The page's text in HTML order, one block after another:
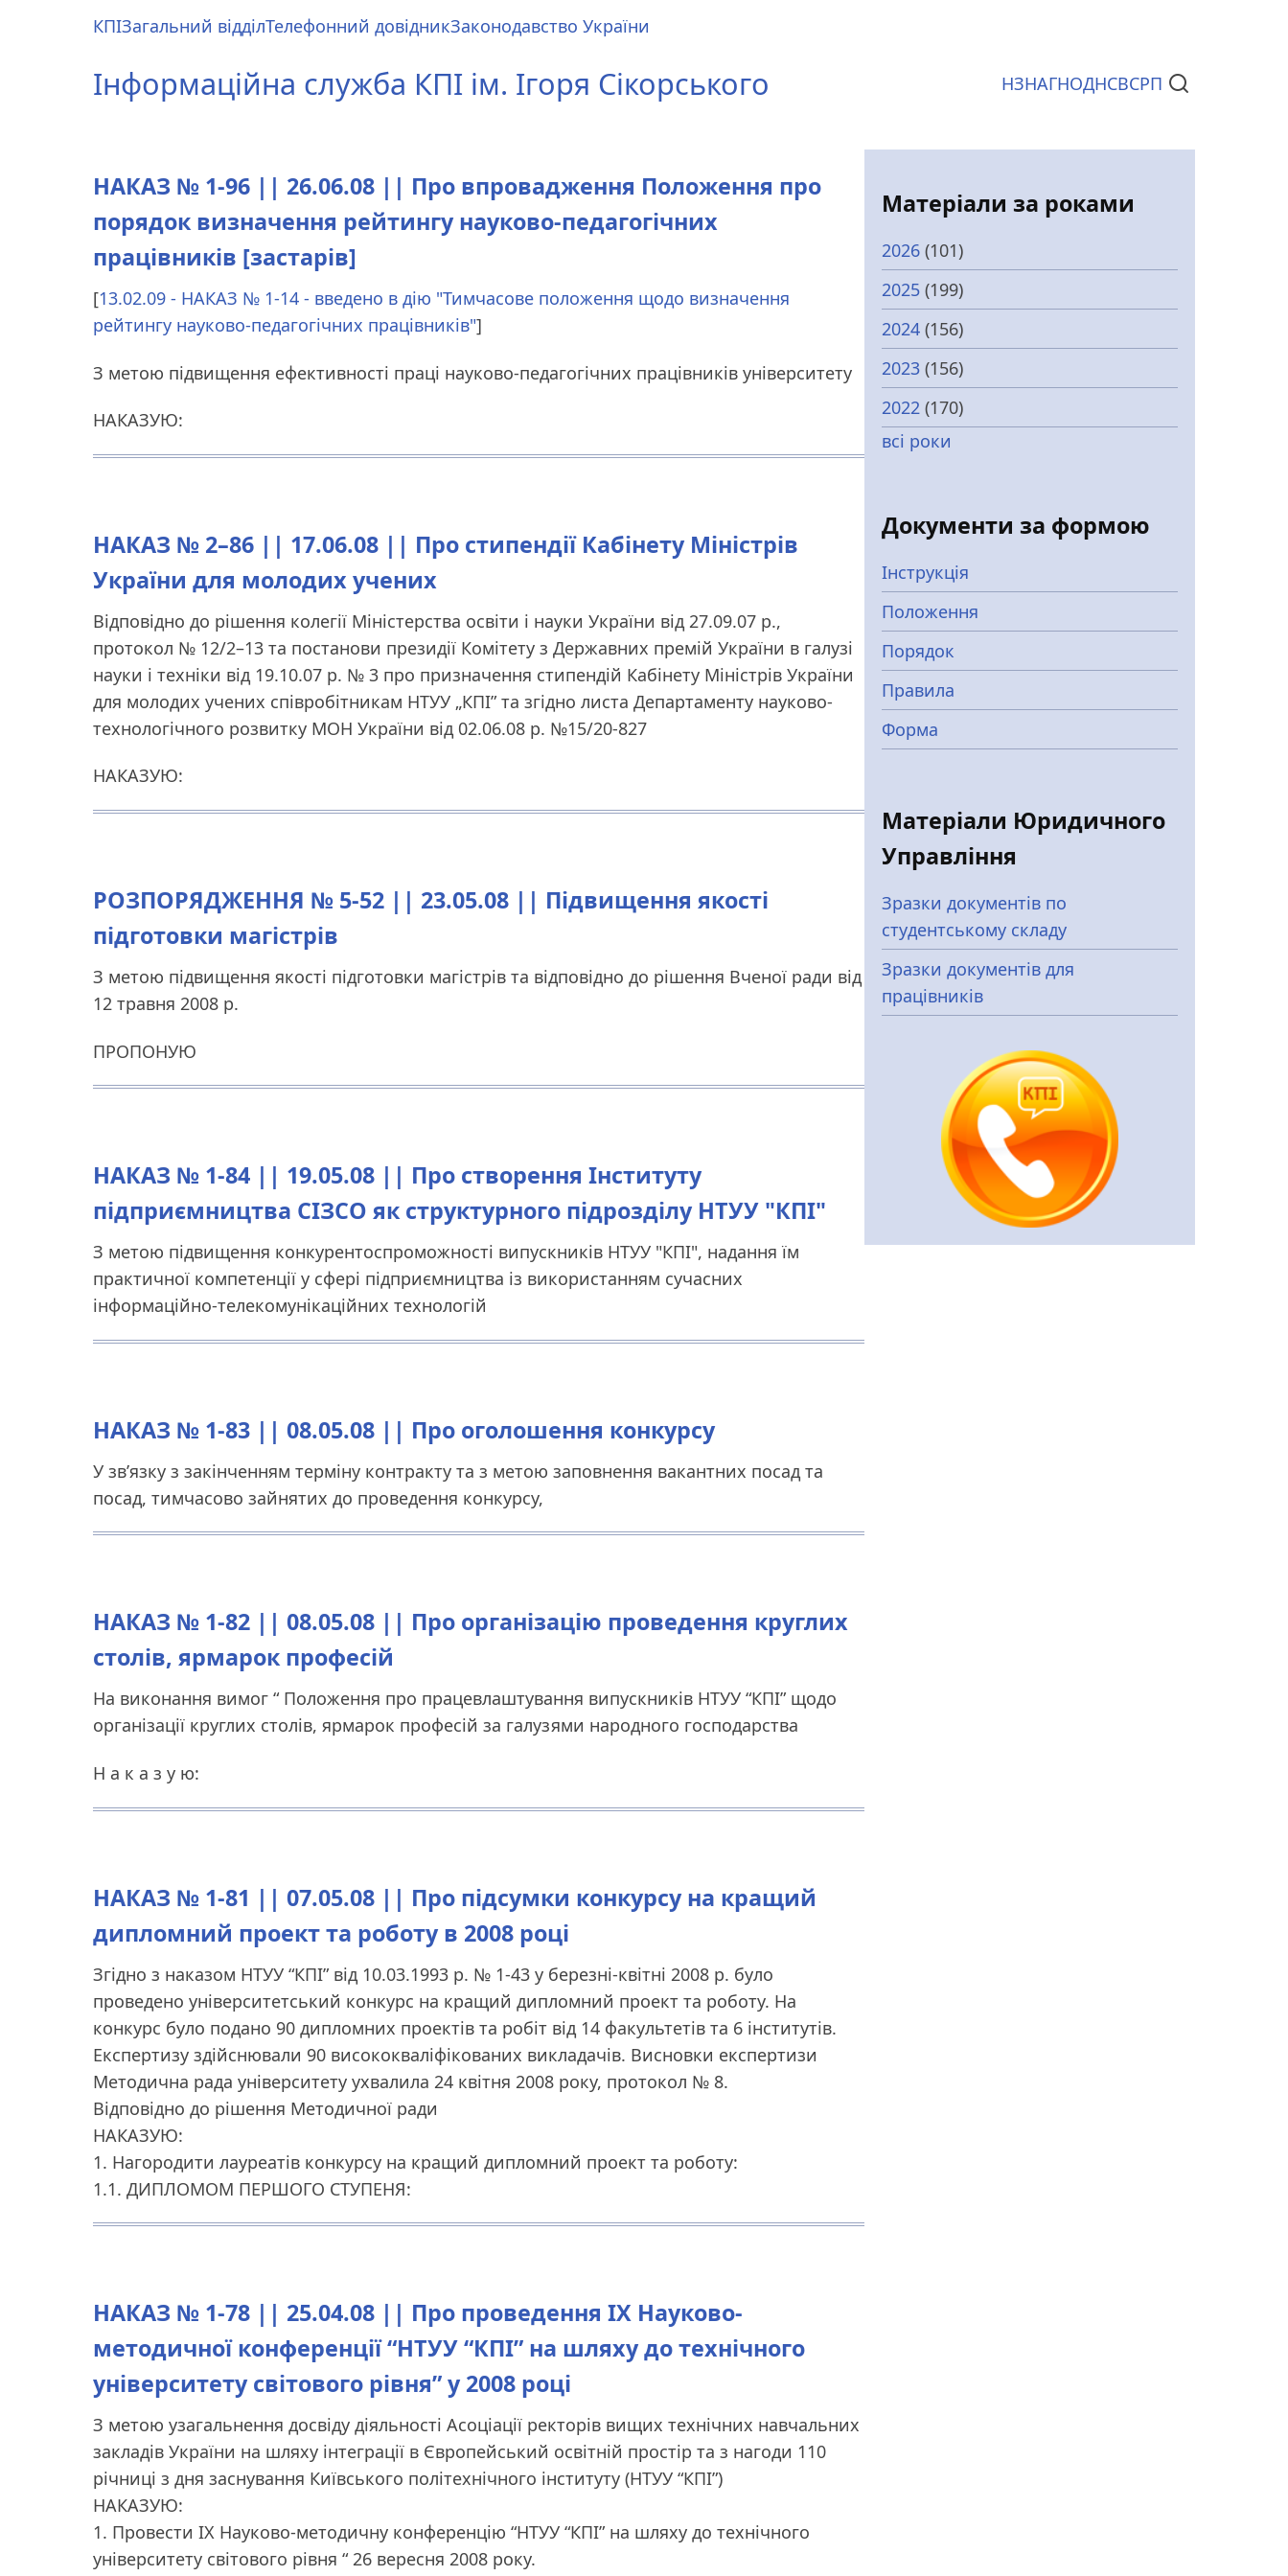
menu
КПІЗагальний відділТелефонний довідникЗаконодавство України
Інформаційна служба КПІ ім. Ігоря Сікорського Документи
НЗНАГНОДНСВСРП
НАКАЗ № 1-96 || 26.06.08 || Про впровадження Положення про
порядок визначення рейтингу науково-педагогічних
працівників [застарів]
[13.02.09 - НАКАЗ № 1-14 - введено в дію "Тимчасове положення щодо визначення
рейтингу науково-педагогічних працівників"]
З метою підвищення ефективності праці науково-педагогічних працівників університету
НАКАЗУЮ:
НАКАЗ № 2–86 || 17.06.08 || Про стипендії Кабінету Міністрів
України для молодих учених
Відповідно до рішення колегії Міністерства освіти і науки України від 27.09.07 р.,
протокол № 12/2–13 та постанови президії Комітету з Державних премій України в галузі
науки і техніки від 19.10.07 р. № 3 про призначення стипендій Кабінету Міністрів України
для молодих учених співробітникам НТУУ „КПІ” та згідно листа Департаменту науково-
технологічного розвитку МОН України від 02.06.08 р. №15/20-827
НАКАЗУЮ:
РОЗПОРЯДЖЕННЯ № 5-52 || 23.05.08 || Підвищення якості
підготовки магістрів
З метою підвищення якості підготовки магістрів та відповідно до рішення Вченої ради від
12 травня 2008 р.
ПРОПОНУЮ
НАКАЗ № 1-84 || 19.05.08 || Про створення Інституту
підприємництва СІЗСО як структурного підрозділу НТУУ "КПІ"
З метою підвищення конкурентоспроможності випускників НТУУ "КПІ", надання їм
практичної компетенції у сфері підприємництва із використанням сучасних
інформаційно-телекомунікаційних технологій
НАКАЗ № 1-83 || 08.05.08 || Про оголошення конкурсу
У зв’язку з закінченням терміну контракту та з метою заповнення вакантних посад та
посад, тимчасово зайнятих до проведення конкурсу,
НАКАЗ № 1-82 || 08.05.08 || Про організацію проведення круглих
столів, ярмарок професій
На виконання вимог “ Положення про працевлаштування випускників НТУУ “КПІ” щодо
організації круглих столів, ярмарок професій за галузями народного господарства
Н а к а з у ю:
НАКАЗ № 1-81 || 07.05.08 || Про підсумки конкурсу на кращий
дипломний проект та роботу в 2008 році
Згідно з наказом НТУУ “КПІ” від 10.03.1993 р. № 1-43 у березні-квітні 2008 р. було
проведено університетський конкурс на кращий дипломний проект та роботу. На
конкурс було подано 90 дипломних проектів та робіт від 14 факультетів та 6 інститутів.
Експертизу здійснювали 90 висококваліфікованих викладачів. Висновки експертизи
Методична рада університету ухвалила 24 квітня 2008 року, протокол № 8.
Відповідно до рішення Методичної ради
НАКАЗУЮ:
1. Нагородити лауреатів конкурсу на кращий дипломний проект та роботу:
1.1. ДИПЛОМОМ ПЕРШОГО СТУПЕНЯ:
НАКАЗ № 1-78 || 25.04.08 || Про проведення IХ Науково-
методичної конференції “НТУУ “КПІ” на шляху до технічного
університету світового рівня” у 2008 році
З метою узагальнення досвіду діяльності Асоціації ректорів вищих технічних навчальних
закладів України на шляху інтеграції в Європейський освітній простір та з нагоди 110
річниці з дня заснування Київського політехнічного інституту (НТУУ “КПІ”)
НАКАЗУЮ:
1. Провести IХ Науково-методичну конференцію “НТУУ “КПІ” на шляху до технічного
університету світового рівня “ 26 вересня 2008 року.
Матеріали за роками
2026 (101)
2025 (199)
2024 (156)
2023 (156)
2022 (170)
всі роки
Документи за формою
Інструкція
Положення
Порядок
Правила
Форма
Матеріали Юридичного
Управління
Зразки документів по
студентському складу
Зразки документів для
працівників